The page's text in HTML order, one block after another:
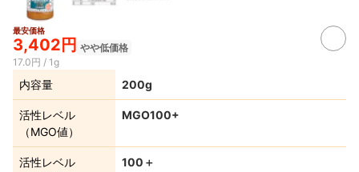
最安価格
3,402円 やや低価格
17.0円 / 1g
内容量 200g
活性レベル
（MGO値）
MGO100+
活性レベル
100＋